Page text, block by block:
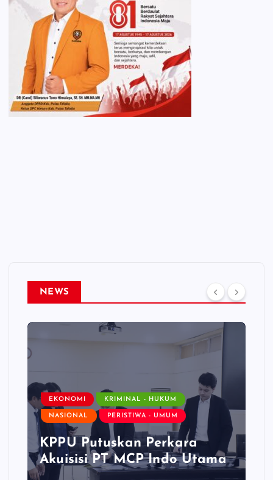
NEWS
EKONOMI KRIMINAL - HUKUM
NASIONAL PERISTIWA - UMUM
KPPU Putuskan Perkara
Akuisisi PT MCP Indo Utama